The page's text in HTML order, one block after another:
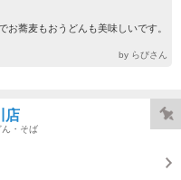
お蕎麦もおうどんも美味しいです。
by らびさん
店
・そば